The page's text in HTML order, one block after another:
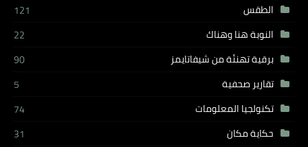
الطقس
121
النوبة هنا وهناك
22
برقية تهنئة من شيفاتايمز
90
تقارير صحفية
5
تكنولجيا المعلومات
74
حكاية مكان
31